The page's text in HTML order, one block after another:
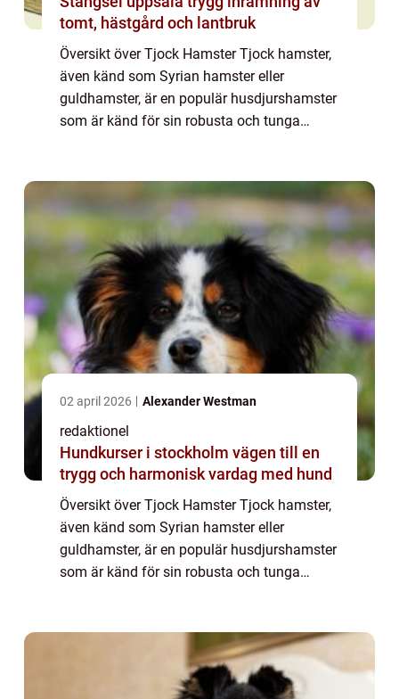
tomt, hästgård och lantbruk
Översikt över Tjock Hamster Tjock hamster,
även känd som Syrian hamster eller
guldhamster, är en populär husdjurshamster
som är känd för sin robusta och tunga
02 april 2026 Alexander Westman
redaktionel
Hundkurser i stockholm vägen till en
trygg och harmonisk vardag med hund
Översikt över Tjock Hamster Tjock hamster,
även känd som Syrian hamster eller
guldhamster, är en populär husdjurshamster
som är känd för sin robusta och tunga